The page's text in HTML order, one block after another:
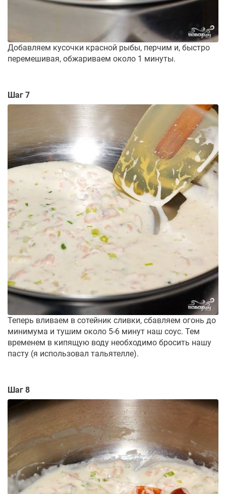
Добавляем кусочки красной рыбы, перчим и, быстро
перемешивая, обжариваем около 1 минуты.
Шаг 7
Теперь вливаем в сотейник сливки, сбавляем огонь до
минимума и тушим около 5-6 минут наш соус. Тем
временем в кипящую воду необходимо бросить нашу
пасту (я использовал тальятелле).
Шаг 8